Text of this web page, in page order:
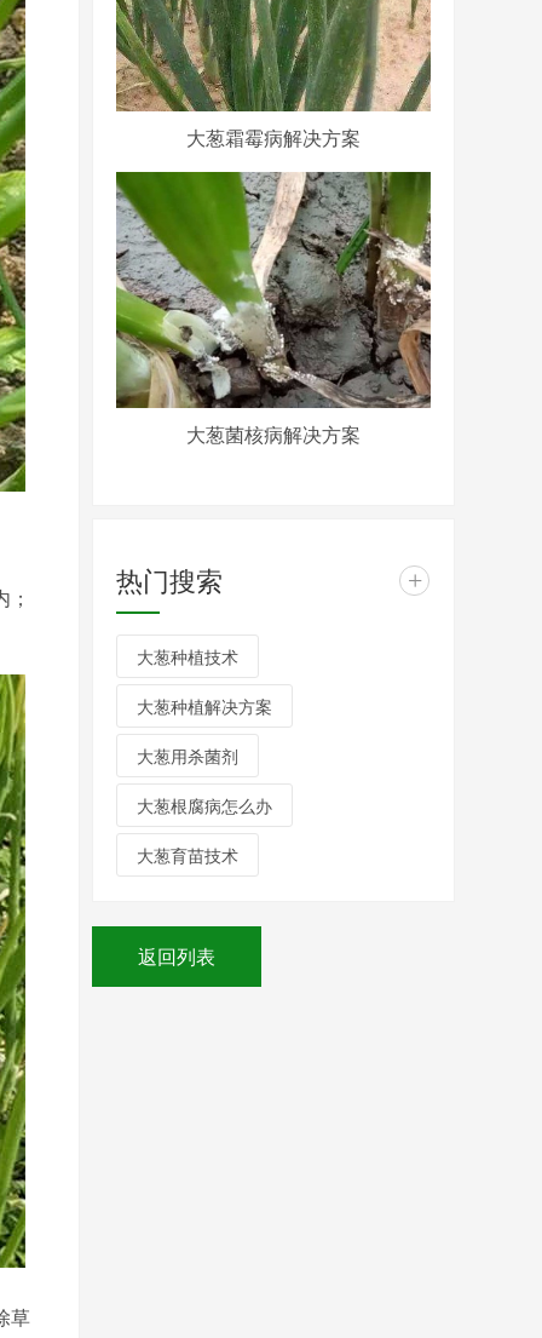
草
大葱霜霉病解决方案
大葱菌核病解决方案
热门搜索 +
大葱种植技术
大葱种植解决方案
大葱用杀菌剂
大葱根腐病怎么办
大葱育苗技术
返回列表